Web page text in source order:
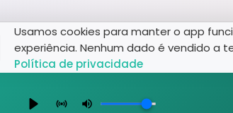
Usamos cookies para manter o app
experiência. Nenhum dado é vendido a
Política de privacidade